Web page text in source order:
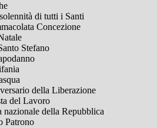
di tutti i Santi
Concezione
Stefano
della Liberazione
del Lavoro
della Repubblica